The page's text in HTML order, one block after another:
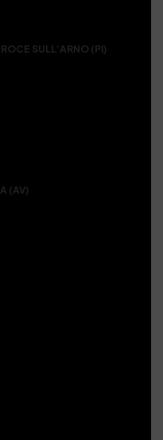
SULL’ARNO (PI)
(AV)